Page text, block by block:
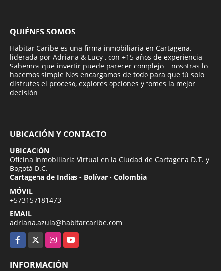
QUIÉNES SOMOS
Habitar Caribe es una firma inmobiliaria en Cartagena,
liderada por Adriana & Lucy , con +15 años de experiencia
Sabemos que invertir puede parecer complejo… nosotras lo
hacemos simple Nos encargamos de todo para que tú solo
disfrutes el proceso, explores opciones y tomes la mejor
decisión
UBICACIÓN Y CONTACTO
UBICACIÓN
Oficina Inmobiliaria Virtual en la Ciudad de Cartagena D.T. y
Bogotá D.C.
Cartagena de Indias - Bolívar - Colombia
MÓVIL
+573157181473
EMAIL
adriana.azula@habitarcaribe.com
Facebook
InstagramYouTube
INFORMACIÓN